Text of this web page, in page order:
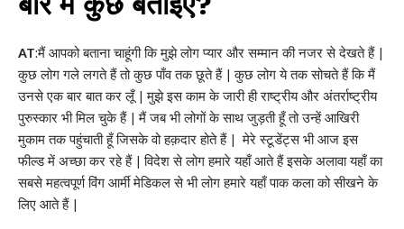
AT:मैं आपको बताना चाहूंगी कि मुझे लोग प्यार और सम्मान की नजर से देखते हैं |
कुछ लोग गले लगते हैं तो कुछ पाँव तक छूते हैं | कुछ लोग ये तक सोचते हैं कि मैं
उनसे एक बार बात कर लूँ | मुझे इस काम के जारी ही राष्ट्रीय और अंतर्राष्ट्रीय
पुरुस्कार भी मिल चुके हैं | मैं जब भी लोगों के साथ जुड़ती हूँ तो उन्हें आखिरी
मुकाम तक पहुंचाती हूँ जिसके वो हक़दार होते हैं | मेरे स्टूडेंट्स भी आज इस
फील्ड में अच्छा कर रहे हैं | विदेश से लोग हमारे यहाँ आते हैं इसके अलावा यहाँ का
सबसे महत्वपूर्ण विंग आर्मी मेडिकल से भी लोग हमारे यहाँ पाक कला को सीखने के
लिए आते हैं |